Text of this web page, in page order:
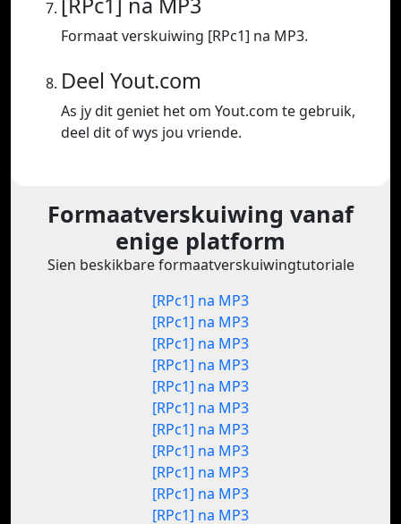
Formaat verskuiwing [RPc1] na MP3.
Deel Yout.com
As jy dit geniet het om Yout.com te gebruik,
deel dit of wys jou vriende.
Formaatverskuiwing vanaf
enige platform
Sien beskikbare formaatverskuiwingtutoriale
[RPc1] na MP3
[RPc1] na MP3
[RPc1] na MP3
[RPc1] na MP3
[RPc1] na MP3
[RPc1] na MP3
[RPc1] na MP3
[RPc1] na MP3
[RPc1] na MP3
[RPc1] na MP3
[RPc1] na MP3